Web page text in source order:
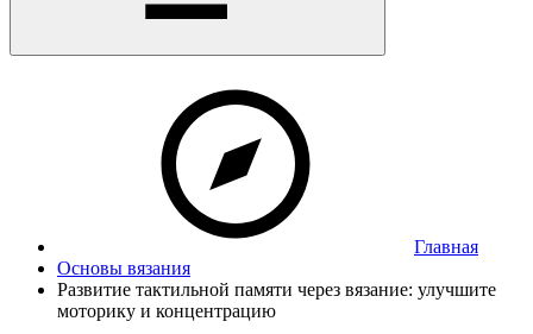
Главная
Основы вязания
Развитие тактильной памяти через вязание: улучшите
моторику и концентрацию